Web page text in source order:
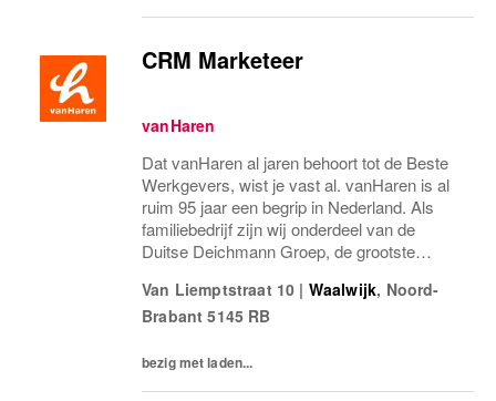
CRM Marketeer
vanHaren
Dat vanHaren al jaren behoort tot de Beste
Werkgevers, wist je vast al. vanHaren is al
ruim 95 jaar een begrip in Nederland. Als
familiebedrijf zijn wij onderdeel van de
Duitse Deichmann Groep, de grootste
binnen vanHaren zorgen voor ons succes.
Stap jij...
Van Liemptstraat 10 | Waalwijk, Noord-
Brabant 5145 RB
bezig met laden...